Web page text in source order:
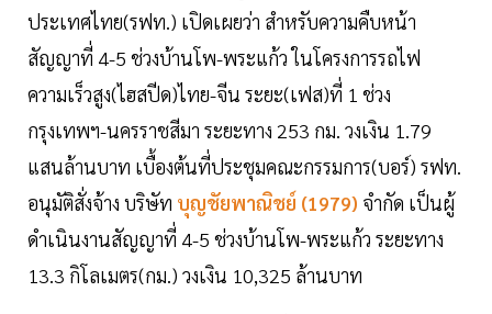
ประเทศไทย(รฟท.) เปิดเผยว่า สำหรับความคืบหน้า
สัญญาที่ 4-5 ช่วงบ้านโพ-พระแก้ว ในโครงการรถไฟ
ความเร็วสูง(ไฮสปีด)ไทย-จีน ระยะ(เฟส)ที่ 1 ช่วง
กรุงเทพฯ-นครราชสีมา ระยะทาง 253 กม. วงเงิน 1.79
แสนล้านบาท เบื้องต้นที่ประชุมคณะกรรมการ(บอร์) รฟท.
อนุมัติสั่งจ้าง บริษัท บุญชัยพาณิชย์ (1979) จำกัด เป็นผู้
ดำเนินงานสัญญาที่ 4-5 ช่วงบ้านโพ-พระแก้ว ระยะทาง
13.3 กิโลเมตร(กม.) วงเงิน 10,325 ล้านบาท